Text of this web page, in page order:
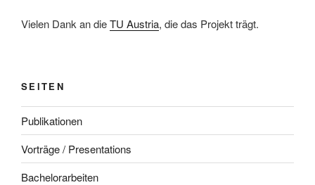
Vielen Dank an dieTU Austria, die das Projekt trägt.
SEITEN
Publikationen
Vorträge / Presentations
Bachelorarbeiten